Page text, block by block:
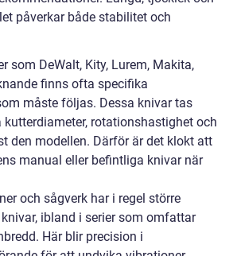
påverkar både stabilitet och
som DeWalt, Kity, Lurem, Makita,
finns ofta specifika
måste följas. Dessa knivar tas
rotationshastighet och
den modellen. Därför är det klokt att
manual eller befintliga knivar när
och sågverk har i regel större
ibland i serier som omfattar
Här blir precision i